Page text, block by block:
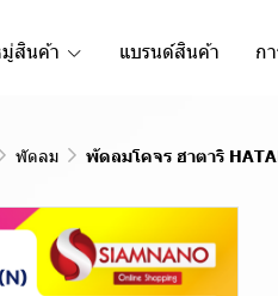
สินค้า แบรนด์สินค้า ก
พัดลม พัดลมโคจร ฮาตาริ